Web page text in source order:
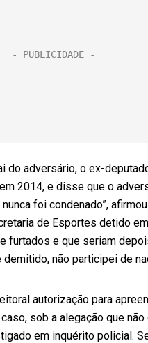
do adversário, o ex-
2014, e disse que o
foi condenado”,
de Esportes detido
e que seriam
não participei de
autorização para
sob a alegação que
em inquérito policial.